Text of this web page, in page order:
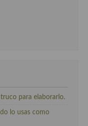
para elaborarlo.
lo usas como